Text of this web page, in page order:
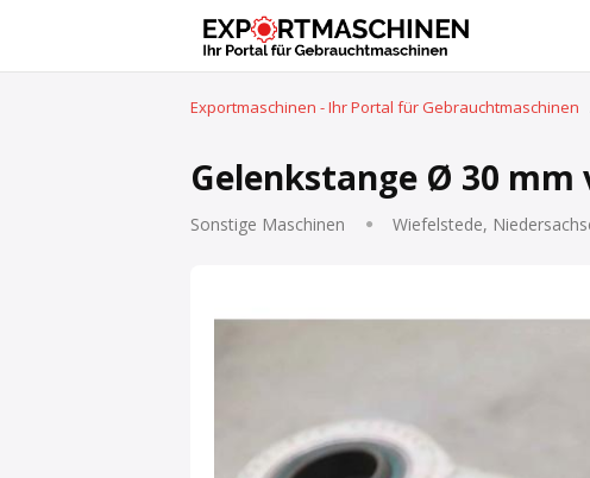
Exportmaschinen - Ihr Portal für Gebrauchtmaschinen
Gelenkstange Ø 30 mm
Sonstige Maschinen Wiefelstede,